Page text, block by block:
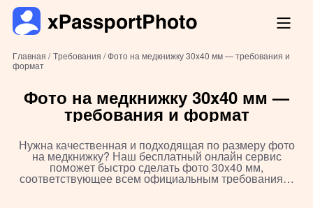
Главная / Требования /Фото на медкнижку 30x40 мм — требования и
формат
Фото на медкнижку 30x40 мм —
требования и формат
Нужна качественная и подходящая по размеру фото
на медкнижку? Наш бесплатный онлайн сервис
поможет быстро сделать фото 30x40 мм,
соответствующее всем официальным требованиям.
Сфотографируйтесь дома, отредактируйте, скачайте и